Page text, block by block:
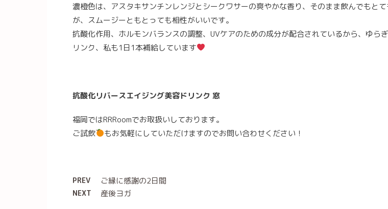
濃橙色は、アスタキサンチンレンジとシークワサーの爽やかな香り、そのまま飲んでもと
が、スムージーともとっても相性がいいです。
抗酸化作用、ホルモンバランスの調整、UVケアのための成分が配合されているから、ゆら
リンク、私も1日1本補給しています
抗酸化リバースエイジング美容ドリンク 窓
福岡ではRRRoomでお取扱いしております。
ご試飲
もお気軽にしていただけますのでお問い合わせください！
PREV ご縁に感謝の2日間
NEXT 産後ヨガ